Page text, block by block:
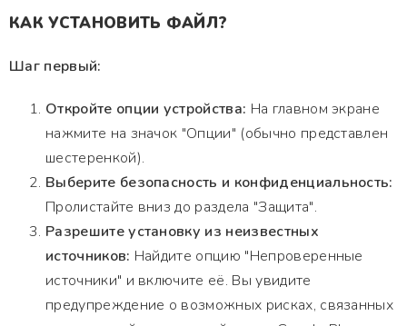
КАК УСТАНОВИТЬ ФАЙЛ?
Шаг первый:
Откройте опции устройства: На главном экране
нажмите на значок "Опции" (обычно представлен
шестеренкой).
Выберите безопасность и конфиденциальность:
Пролистайте вниз до раздела "Защита".
Разрешите установку из неизвестных
источников: Найдите опцию "Непроверенные
источники" и включите её. Вы увидите
предупреждение о возможных рисках, связанных